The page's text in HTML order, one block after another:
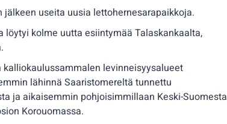
useita uusia lettohernesarapaikkoja.
kolme uutta esiintymää Talaskankaalta,
levinneisyysalueet
lähinnä Saaristomereltä tunnettu
ja aikaisemmin pohjoisimmillaan Keski-Suomesta
Korouomassa.